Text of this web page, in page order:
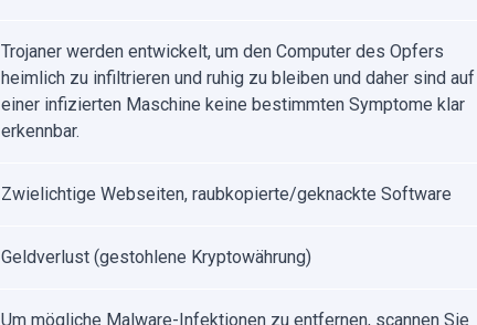
Trojaner werden entwickelt, um den Computer des Opfers
heimlich zu infiltrieren und ruhig zu bleiben und daher sind auf
einer infizierten Maschine keine bestimmten Symptome klar
erkennbar.
Zwielichtige Webseiten, raubkopierte/geknackte Software
Geldverlust (gestohlene Kryptowährung)
Um mögliche Malware-Infektionen zu entfernen, scannen Sie